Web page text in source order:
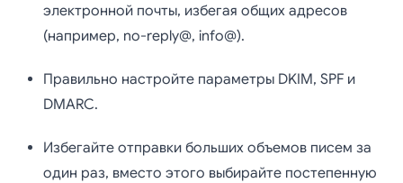
электронной почты, избегая общих адресов
(например, no-reply@, info@).
Правильно настройте параметры DKIM, SPF и
DMARC.
Избегайте отправки больших объемов писем за
один раз, вместо этого выбирайте постепенную